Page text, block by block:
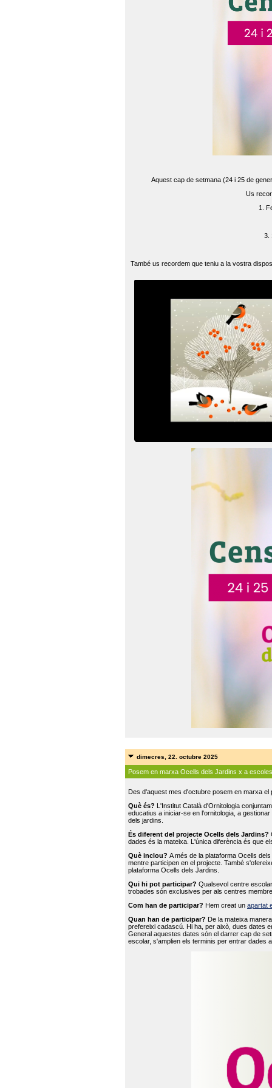
Aquest cap de setmana (24 i 25 de
Us
1.
3.
També us recordem que teniu a la vostra
dimecres, 22. octubre 2025
Posem en marxa Ocells dels Jardins x a escoles
Des d'aquest mes d'octubre posem en marxa
Què és? L'Institut Català d'Ornitologia
educatius a iniciar-se en l'ornitologia, a
dels jardins.
És diferent del projecte Ocells dels Jardins?
dades és la mateixa. L'única diferència és que
Què inclou? A més de la plataforma Ocells
mentre participen en el projecte. També
plataforma Ocells dels Jardins.
Qui hi pot participar? Qualsevol centre
trobades són exclusives per als centres
Com han de participar? Hem creat un apartat
Quan han de participar? De la mateixa
prefereixi cadascú. Hi ha, per això, dues dates
General aquestes dates són el darrer cap de
escolar, s'amplien els terminis per entrar dades